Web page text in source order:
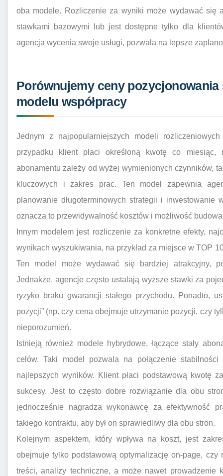
oba modele. Rozliczenie za wyniki może wydawać się
stawkami bazowymi lub jest dostępne tylko dla
agencja wycenia swoje usługi, pozwala na lepsze
Porównujemy ceny
modelu współpracy
Jednym z najpopularniejszych modeli
przypadku klient płaci określoną kwotę co
abonamentu zależy od wyżej wymienionych czynników,
kluczowych i zakres prac. Ten model zapewnia
planowanie długoterminowych strategii i inwestowanie
oznacza to przewidywalność kosztów i możliwość
Innym modelem jest rozliczenie za konkretne efekty,
wynikach wyszukiwania, na przykład za miejsce w TOP
Ten model może wydawać się bardziej atrakcyjny,
Jednakże, agencje często ustalają wyższe stawki za
ryzyko braku gwarancji stałego przychodu. Ponadto,
pozycji” (np. czy cena obejmuje utrzymanie pozycji, czy
nieporozumień.
Istnieją również modele hybrydowe, łączące stały
celów. Taki model pozwala na połączenie
najlepszych wyników. Klient płaci podstawową kwotę
sukcesy. Jest to często dobre rozwiązanie dla obu
jednocześnie nagradza wykonawcę za efektywność
takiego kontraktu, aby był on sprawiedliwy dla obu stron.
Kolejnym aspektem, który wpływa na koszt, jest
obejmuje tylko podstawową optymalizację on-page,
treści, analizy techniczne, a może nawet prowadzenie